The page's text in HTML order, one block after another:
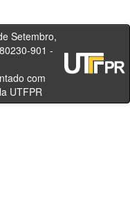
901 -
Brasil
com
UTFPR